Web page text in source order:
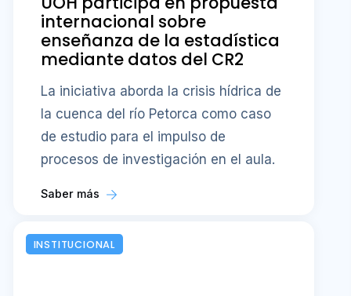
internacional sobre
enseñanza de la estadística
mediante datos del CR2
La iniciativa aborda la crisis hídrica de
la cuenca del río Petorca como caso
de estudio para el impulso de
procesos de investigación en el aula.
Saber más
INSTITUCIONAL